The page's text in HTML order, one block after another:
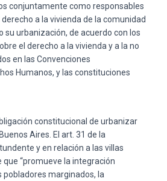
conjuntamente como responsables
a la vivienda de la comunidad
su urbanización, de acuerdo con los
el derecho a la vivienda y a la no
en las Convenciones
Humanos, y las constituciones
constitucional de urbanizar
Aires. El art. 31 de la
y en relación a las villas
“promueve la integración
pobladores marginados, la